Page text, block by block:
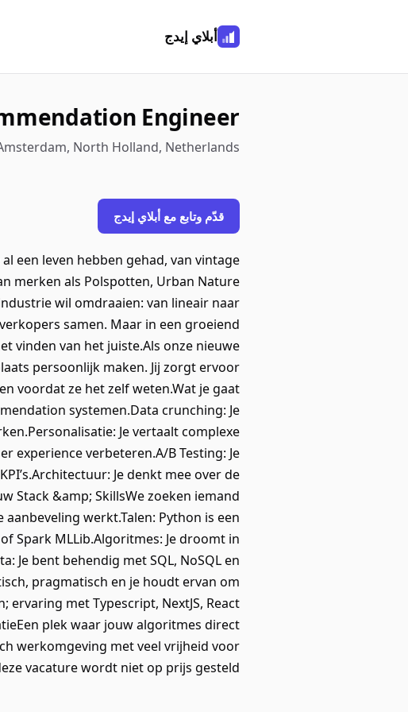
أبلاي إيدج
Engineer
North Holland, Netherlands
قدّم وتابع مع أبلاي إيدج
een leven hebben gehad, van vintage
merken als Polspotten, Urban Nature
wil omdraaien: van lineair naar
samen. Maar in een groeiend
vinden van het juiste.Als onze nieuwe
persoonlijk maken. Jij zorgt ervoor
voordat ze het zelf weten.Wat je gaat
systemen.Data crunching: Je
Je vertaalt complexe
experience verbeteren.A/B Testing: Je
Je denkt mee over de
Stack &amp; SkillsWe zoeken iemand
werkt.Talen: Python is een
Spark MLLib.Algoritmes: Je droomt in
Je bent behendig met SQL, NoSQL en
pragmatisch en je houdt ervan om
met Typescript, NextJS, React
plek waar jouw algoritmes direct
werkomgeving met veel vrijheid voor
vacature wordt niet op prijs gesteld.